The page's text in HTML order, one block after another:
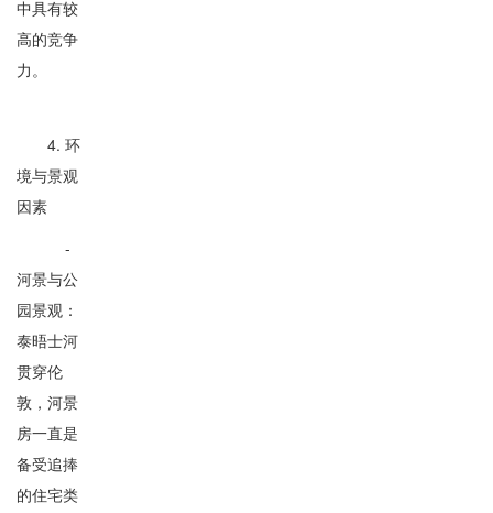
中具有较
高的竞争
力。
4. 环
境与景观
因素
-
河景与公
园景观：
泰晤士河
贯穿伦
敦，河景
房一直是
备受追捧
的住宅类